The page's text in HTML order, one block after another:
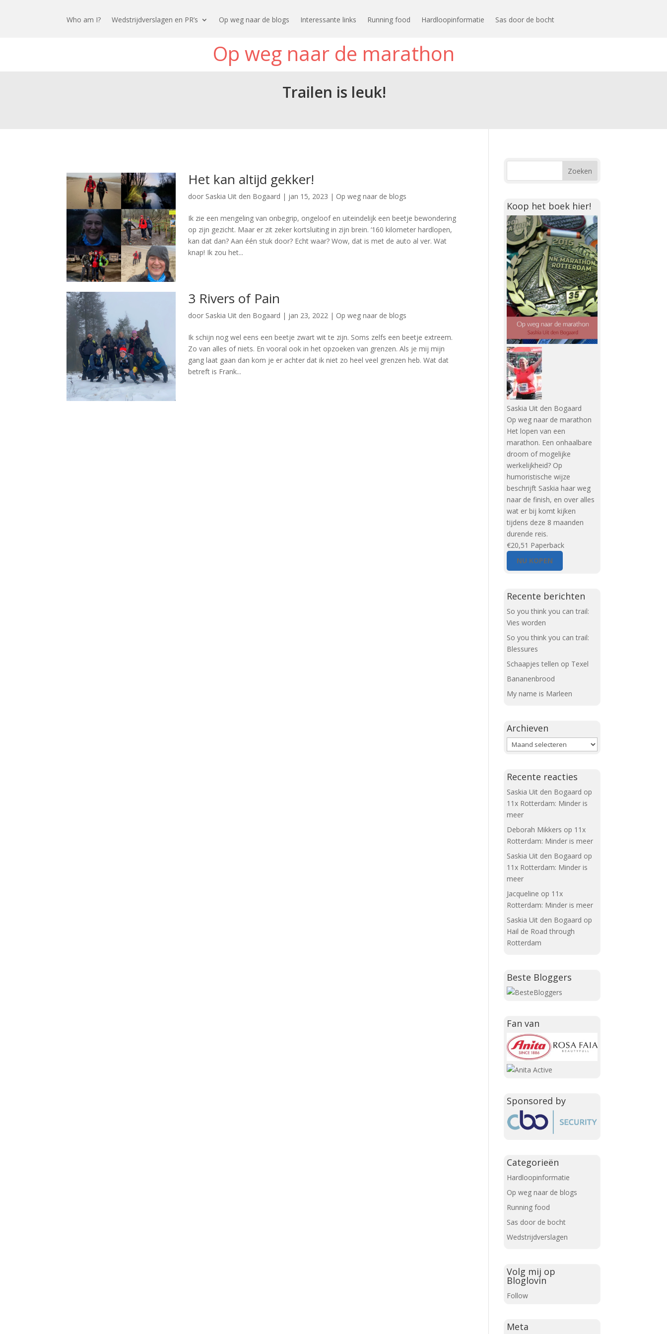
Who am I? Wedstrijdverslagen en PR’s Op weg naar de blogs Interessante links Running food Hardloopinformatie Sas door de bocht
Op weg naar de marathon
Trailen is leuk!
Het kan altijd gekker!
door Saskia Uit den Bogaard | jan 15, 2023 | Op weg naar de blogs
Ik zie een mengeling van onbegrip, ongeloof en uiteindelijk een beetje bewondering
op zijn gezicht. Maar er zit zeker kortsluiting in zijn brein. ‘160 kilometer hardlopen,
kan dat dan? Aan één stuk door? Echt waar? Wow, dat is met de auto al ver. Wat
knap! Ik zou het...
3 Rivers of Pain
door Saskia Uit den Bogaard | jan 23, 2022 | Op weg naar de blogs
Ik schijn nog wel eens een beetje zwart wit te zijn. Soms zelfs een beetje extreem.
Zo van alles of niets. En vooral ook in het opzoeken van grenzen. Als je mij mijn
gang laat gaan dan kom je er achter dat ik niet zo heel veel grenzen heb. Wat dat
betreft is Frank...
Koop het boek hier!
Saskia Uit den Bogaard
Op weg naar de marathon
Het lopen van een
marathon. Een onhaalbare
droom of mogelijke
werkelijkheid? Op
humoristische wijze
beschrijft Saskia haar weg
naar de finish, en over alles
wat er bij komt kijken
tijdens deze 8 maanden
durende reis.
€20,51 Paperback
NU KOPEN
Recente berichten
So you think you can trail:
Vies worden
So you think you can trail:
Blessures
Schaapjes tellen op Texel
Bananenbrood
My name is Marleen
Archieven
Archieven
Recente reacties
Saskia Uit den Bogaard op
11x Rotterdam: Minder is
meer
Deborah Mikkers op 11x
Rotterdam: Minder is meer
Saskia Uit den Bogaard op
11x Rotterdam: Minder is
meer
Jacqueline op 11x
Rotterdam: Minder is meer
Saskia Uit den Bogaard op
Hail de Road through
Rotterdam
Beste Bloggers
Fan van
Sponsored by
Categorieën
Hardloopinformatie
Op weg naar de blogs
Running food
Sas door de bocht
Wedstrijdverslagen
Volg mij op
Bloglovin
Follow
Meta